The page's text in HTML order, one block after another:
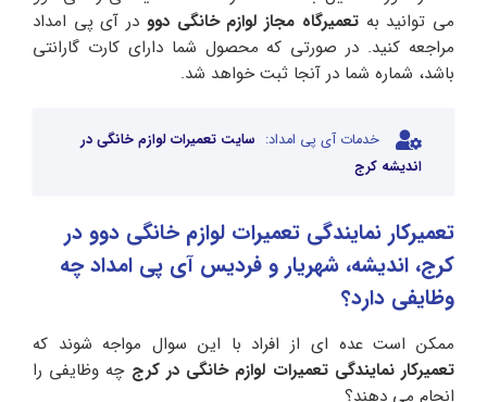
می توانید بهتعمیرگاه مجاز لوازم خانگی دوو در آی پی امداد
مراجعه کنید. در صورتی که محصول شما دارای کارت گارانتی
باشد، شماره شما در آنجا ثبت خواهد شد.
خدمات آی پی امداد: سایت تعمیرات لوازم خانگی در
اندیشه کرج
تعمیرکار نمایندگی تعمیرات لوازم خانگی دوو در
کرج، اندیشه، شهریار و فردیس آی پی امداد چه
وظایفی دارد؟
ممکن است عده ای از افراد با این سوال مواجه شوند که
تعمیرکار نمایندگی تعمیرات لوازم خانگی در کرج چه وظایفی را